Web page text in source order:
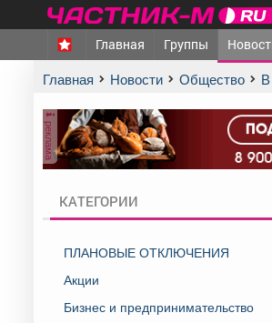
Главная Группы
Главная Новости Общество
реклама
КАТЕГОРИИ
ПЛАНОВЫЕ ОТКЛЮЧЕНИЯ
Акции
Бизнес и предпринимательство